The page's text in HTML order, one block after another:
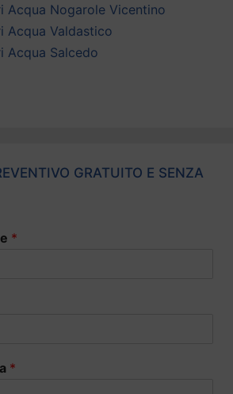
Acqua Nogarole Vicentino
Acqua Valdastico
Acqua Salcedo
GRATUITO E SENZA
*
*